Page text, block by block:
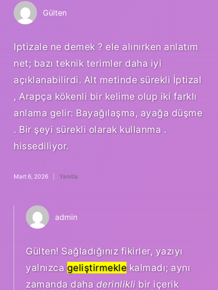
Gülten
Iptizale ne demek ? ele alınırken anlatım
net; bazı teknik terimler daha iyi
açıklanabilirdi. Alt metinde sürekli İptizal
, Arapça kökenli bir kelime olup iki farklı
anlama gelir: Bayağılaşma, ayağa düşme
. Bir şeyi sürekli olarak kullanma .
hissediliyor.
Mart 6, 2026 Yanıtla
admin
Gülten! Sağladığınız fikirler, yazıyı
yalnızca geliştirmekle kalmadı; aynı
zamanda daha derinlikli bir içerik